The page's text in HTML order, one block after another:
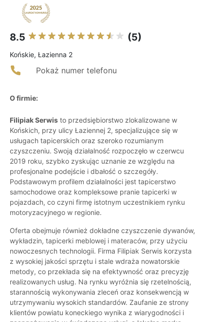
8.5 (5)
Końskie, Łazienna 2
Pokaż numer telefonu
O firmie:
Filipiak Serwis to przedsiębiorstwo zlokalizowane w
Końskich, przy ulicy Łaziennej 2, specjalizujące się w
usługach tapicerskich oraz szeroko rozumianym
czyszczeniu. Swoją działalność rozpoczęło w czerwcu
2019 roku, szybko zyskując uznanie ze względu na
profesjonalne podejście i dbałość o szczegóły.
Podstawowym profilem działalności jest tapicerstwo
samochodowe oraz kompleksowe pranie tapicerki w
pojazdach, co czyni firmę istotnym uczestnikiem rynku
motoryzacyjnego w regionie.
Oferta obejmuje również dokładne czyszczenie dywanów,
wykładzin, tapicerki meblowej i materaców, przy użyciu
nowoczesnych technologii. Firma Filipiak Serwis korzysta
z wysokiej jakości sprzętu i stale wdraża nowatorskie
metody, co przekłada się na efektywność oraz precyzję
realizowanych usług. Na rynku wyróżnia się rzetelnością,
starannością wykonywania zleceń oraz konsekwencją w
utrzymywaniu wysokich standardów. Zaufanie ze strony
klientów powiatu koneckiego wynika z wiarygodności i